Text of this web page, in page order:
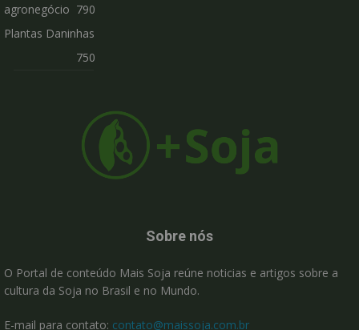
agronegócio 790
Plantas Daninhas
750
Sobre nós
O Portal de conteúdo Mais Soja reúne noticias e artigos sobre a
cultura da Soja no Brasil e no Mundo.
E-mail para contato: contato@maissoja.com.br